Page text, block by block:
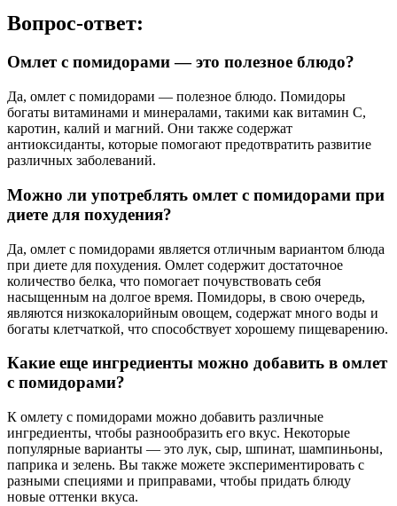
Вопрос-ответ:
Омлет с помидорами — это полезное блюдо?
Да, омлет с помидорами — полезное блюдо. Помидоры
богаты витаминами и минералами, такими как витамин С,
каротин, калий и магний. Они также содержат
антиоксиданты, которые помогают предотвратить развитие
различных заболеваний.
Можно ли употреблять омлет с помидорами при
диете для похудения?
Да, омлет с помидорами является отличным вариантом блюда
при диете для похудения. Омлет содержит достаточное
количество белка, что помогает почувствовать себя
насыщенным на долгое время. Помидоры, в свою очередь,
являются низкокалорийным овощем, содержат много воды и
богаты клетчаткой, что способствует хорошему пищеварению.
Какие еще ингредиенты можно добавить в омлет
с помидорами?
К омлету с помидорами можно добавить различные
ингредиенты, чтобы разнообразить его вкус. Некоторые
популярные варианты — это лук, сыр, шпинат, шампиньоны,
паприка и зелень. Вы также можете экспериментировать с
разными специями и приправами, чтобы придать блюду
новые оттенки вкуса.